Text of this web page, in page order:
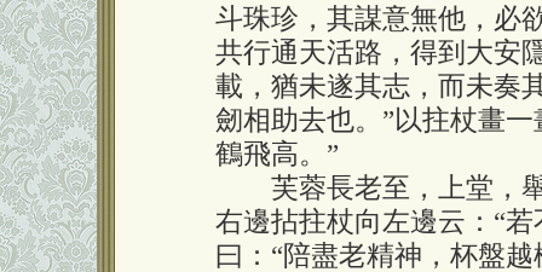
斗珠珍，其謀意無他，必
共行通天活路，得到大安
載，猶未遂其志，而未奏
劒相助去也。”以拄杖畫
鶴飛高。”
芙蓉長老至，上堂，舉
右邊拈拄杖向左邊云：“
曰：“陪盡老精神，杯盤